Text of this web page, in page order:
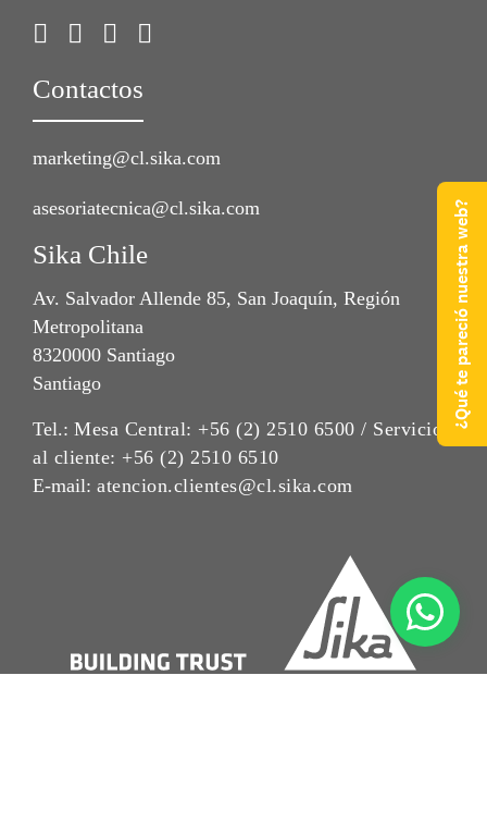
Contactos
marketing@cl.sika.com
asesoriatecnica@cl.sika.com
Sika Chile
Av. Salvador Allende 85, San Joaquín, Región
Metropolitana
8320000 Santiago
Santiago
Tel.: Mesa Central: +56 (2) 2510 6500 / Servicio
al cliente: +56 (2) 2510 6510
E-mail: atencion.clientes@cl.sika.com
¿Qué te pareció nuestra web?